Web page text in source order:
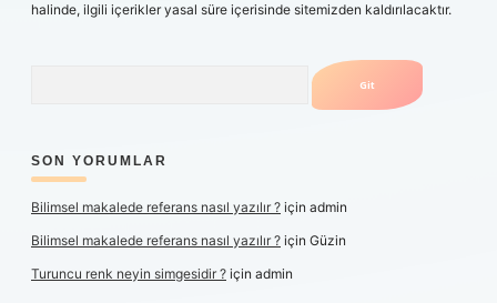
halinde, ilgili içerikler yasal süre içerisinde sitemizden kaldırılacaktır.
SON YORUMLAR
Bilimsel makalede referans nasıl yazılır ? için admin
Bilimsel makalede referans nasıl yazılır ? için Güzin
Turuncu renk neyin simgesidir ? için admin